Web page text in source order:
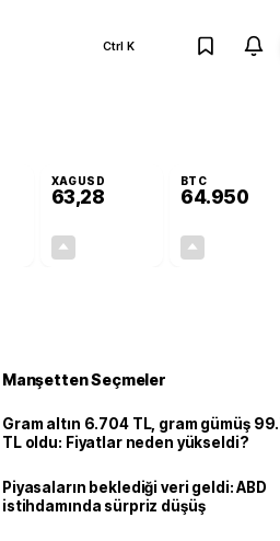
Ctrl K
XAGUSD
63,28
BTC
64.950
Manşetten Seçmeler
Gram altın 6.704 TL, gram gümüş
TL oldu: Fiyatlar neden yükseldi?
Piyasaların beklediği veri geldi: ABD
istihdamında sürpriz düşüş